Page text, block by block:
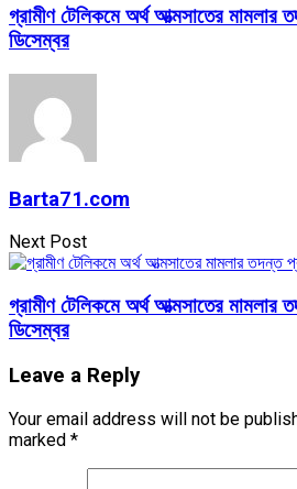
গ্রামীণ টেলিকমে অর্থ আত্মসাতের মামলার
ডিসেম্বর
Barta71.com
Next Post
গ্রামীণ টেলিকমে অর্থ আত্মসাতের মামলার
ডিসেম্বর
Leave a Reply
Your email address will not be
marked *